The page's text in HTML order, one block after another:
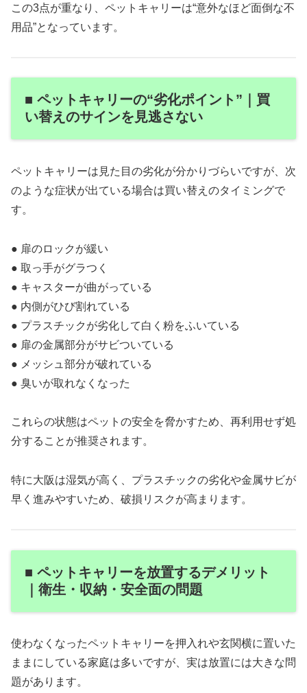
この3点が重なり、ペットキャリーは“意外なほど面倒な不
用品”となっています。
■ ペットキャリーの“劣化ポイント”｜買
い替えのサインを見逃さない
ペットキャリーは見た目の劣化が分かりづらいですが、次
のような症状が出ている場合は買い替えのタイミングで
す。
● 扉のロックが緩い
● 取っ手がグラつく
● キャスターが曲がっている
● 内側がひび割れている
● プラスチックが劣化して白く粉をふいている
● 扉の金属部分がサビついている
● メッシュ部分が破れている
● 臭いが取れなくなった
これらの状態はペットの安全を脅かすため、再利用せず処
分することが推奨されます。
特に大阪は湿気が高く、プラスチックの劣化や金属サビが
早く進みやすいため、破損リスクが高まります。
■ ペットキャリーを放置するデメリット
｜衛生・収納・安全面の問題
使わなくなったペットキャリーを押入れや玄関横に置いた
ままにしている家庭は多いですが、実は放置には大きな問
題があります。